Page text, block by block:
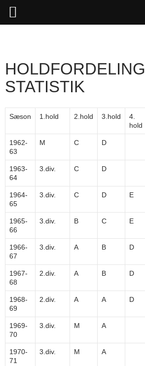
HOLDFORDELING
STATISTIK
Sæson 1.hold 2.hold 3.hold
4.
hold
1962-
63
M C D
1963-
64
3.div. C D
1964-
65
3.div. C D E
1965-
66
3.div. B C E
1966-
67
3.div. A B D
1967-
68
2.div. A B D
1968-
69
2.div. A A D
1969-
70
3.div. M A
1970-
71
3.div. M A